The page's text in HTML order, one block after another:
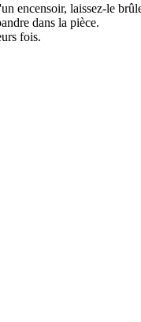
encensoir, laissez-le
dans la pièce.
fois.